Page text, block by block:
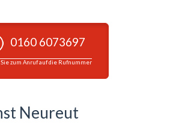
0160 6073697
Sie zum Anruf auf die Rufnummer
Neureut